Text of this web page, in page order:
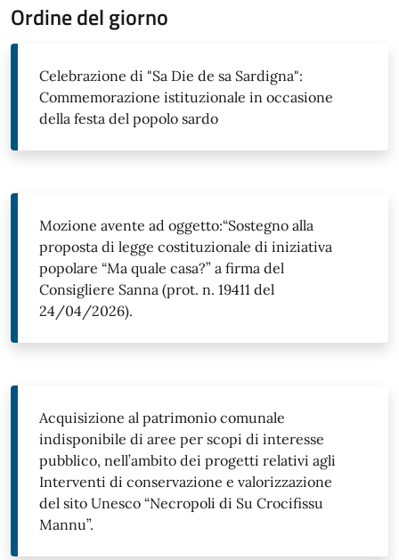
Ordine del giorno
Celebrazione di "Sa Die de sa Sardigna":
Commemorazione istituzionale in occasione
della festa del popolo sardo
Mozione avente ad oggetto:“Sostegno alla
proposta di legge costituzionale di iniziativa
popolare “Ma quale casa?” a firma del
Consigliere Sanna (prot. n. 19411 del
24/04/2026).
Acquisizione al patrimonio comunale
indisponibile di aree per scopi di interesse
pubblico, nell’ambito dei progetti relativi agli
Interventi di conservazione e valorizzazione
del sito Unesco “Necropoli di Su Crocifissu
Mannu”.